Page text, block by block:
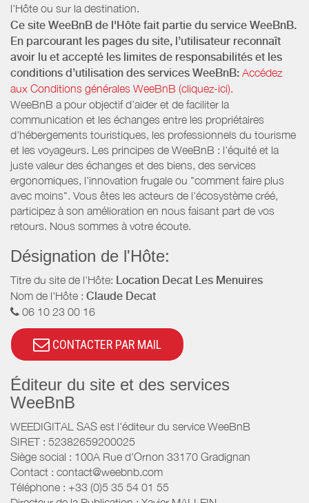
l'Hôte ou sur la destination.
Ce site WeeBnB de l'Hôte fait partie du service WeeBnB.
En parcourant les pages du site, l’utilisateur reconnaît
avoir lu et accepté les limites de responsabilités et les
conditions d’utilisation des services WeeBnB: Accédez
aux Conditions générales WeeBnB (cliquez-ici).
WeeBnB a pour objectif d’aider et de faciliter la
communication et les échanges entre les propriétaires
d'hébergements touristiques, les professionnels du tourisme
et les voyageurs. Les principes de WeeBnB : l'équité et la
juste valeur des échanges et des biens, des services
ergonomiques, l'innovation frugale ou "comment faire plus
avec moins". Vous êtes les acteurs de l'écosystème créé,
participez à son amélioration en nous faisant part de vos
retours. Nous sommes à votre écoute.
Désignation de l'Hôte:
Titre du site de l'Hôte: Location Decat Les Menuires
Nom de l'Hôte : Claude Decat
06 10 23 00 16
CONTACTER PAR MAIL
Éditeur du site et des services
WeeBnB
WEEDIGITAL SAS est l'éditeur du service WeeBnB
SIRET : 52382659200025
Siège social : 100A Rue d'Ornon 33170 Gradignan
Contact : contact@weebnb.com
Téléphone : +33 (0)5 35 54 01 55